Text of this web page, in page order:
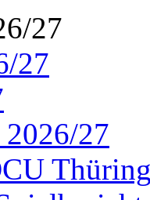
27
27
2026/27